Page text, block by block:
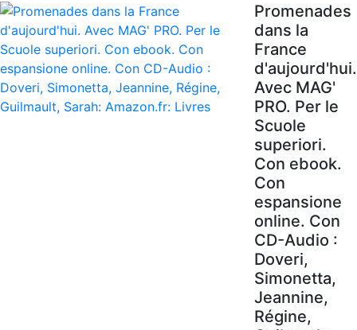
Promenades
dans la
France
d'aujourd'hui.
Avec MAG'
PRO. Per le
Scuole
superiori.
Con ebook.
Con
espansione
online. Con
CD-Audio :
Doveri,
Simonetta,
Jeannine,
Régine,